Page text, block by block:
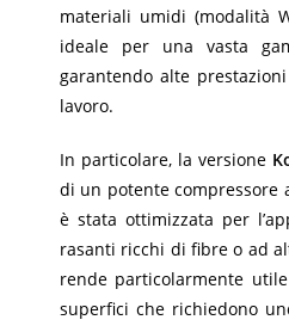
materiali umidi (modalità
ideale per una vasta
garantendo alte
lavoro.
In particolare, la versione
di un potente compressore
è stata ottimizzata per
rasanti ricchi di fibre o ad
rende particolarmente
superfici che richiedono